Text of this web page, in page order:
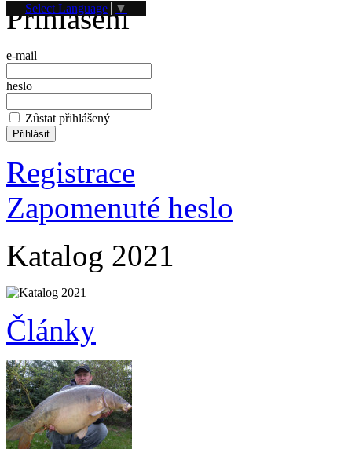
Select Language ▼
Přihlášení
e-mail
heslo
Zůstat přihlášený
Registrace
Zapomenuté heslo
Katalog 2021
Články